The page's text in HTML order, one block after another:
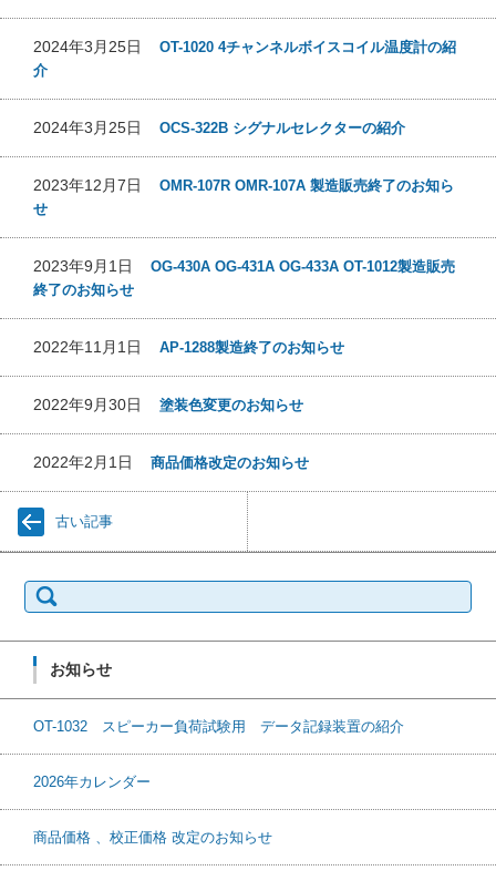
2024年3月25日 OT-1020 4チャンネルボイスコイル温度計の紹
介
2024年3月25日 OCS-322B シグナルセレクターの紹介
2023年12月7日 OMR-107R OMR-107A 製造販売終了のお知ら
せ
2023年9月1日 OG-430A OG-431A OG-433A OT-1012製造販売
終了のお知らせ
2022年11月1日 AP-1288製造終了のお知らせ
2022年9月30日 塗装色変更のお知らせ
2022年2月1日 商品価格改定のお知らせ
古い記事
索:
お知らせ
OT-1032 スピーカー負荷試験用 データ記録装置の紹介
2026年カレンダー
商品価格 、校正価格 改定のお知らせ